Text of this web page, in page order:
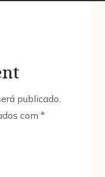
publicado.
com*